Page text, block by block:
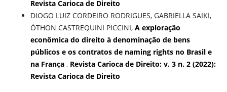
Revista Carioca de Direito
DIOGO LUIZ CORDEIRO RODRIGUES, GABRIELLA SAIKI,
ÓTHON CASTREQUINI PICCINI, A exploração
econômica do direito à denominação de bens
públicos e os contratos de naming rights no Brasil e
na França , Revista Carioca de Direito: v. 3 n. 2 (2022):
Revista Carioca de Direito